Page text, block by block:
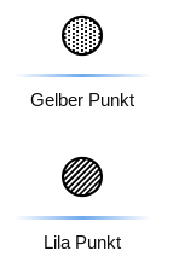
🟡
Gelber Punkt
🟣
Lila Punkt